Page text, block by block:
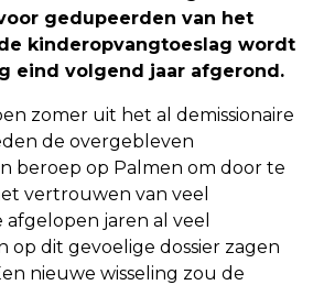
gedupeerden van het
kinderopvangtoeslag wordt
eind volgend jaar afgerond.
zomer uit het al demissionaire
de overgebleven
beroep op Palmen om door te
vertrouwen van veel
jaren al veel
op dit gevoelige dossier zagen
nieuwe wisseling zou de